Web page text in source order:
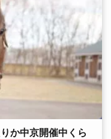
か中京開催中くら